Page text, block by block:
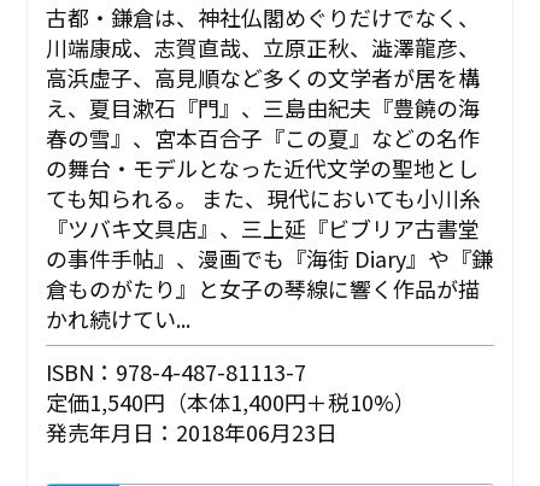
古都・鎌倉は、神社仏閣めぐりだけでなく、
川端康成、志賀直哉、立原正秋、澁澤龍彦、
高浜虚子、高見順など多くの文学者が居を構
え、夏目漱石『門』、三島由紀夫『豊饒の海
春の雪』、宮本百合子『この夏』などの名作
の舞台・モデルとなった近代文学の聖地とし
ても知られる。 また、現代においても小川糸
『ツバキ文具店』、三上延『ビブリア古書堂
の事件手帖』、漫画でも『海街 Diary』や『鎌
倉ものがたり』と女子の琴線に響く作品が描
かれ続けてい...
ISBN：978-4-487-81113-7
定価1,540円（本体1,400円＋税10%）
発売年月日：2018年06月23日